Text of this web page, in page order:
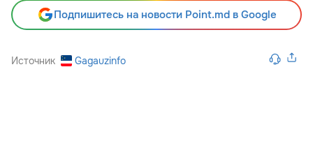
Подпишитесь на новости Point.md в Google
Источник Gagauzinfo